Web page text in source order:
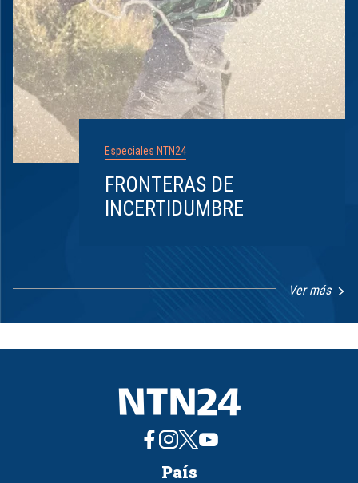
Especiales NTN24
FRONTERAS DE
INCERTIDUMBRE
Ver más
8
País